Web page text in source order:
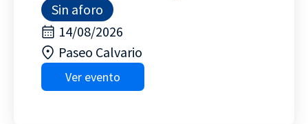
Sin aforo
14/08/2026
Paseo Calvario
Ver evento